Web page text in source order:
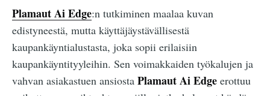
Plamaut Ai Edge:n tutkiminen maalaa kuvan
edistyneestä, mutta käyttäjäystävällisestä
kaupankäyntialustasta, joka sopii erilaisiin
kaupankäyntityyleihin. Sen voimakkaiden työkalujen ja
vahvan asiakastuen ansiosta Plamaut Ai Edge erottuu